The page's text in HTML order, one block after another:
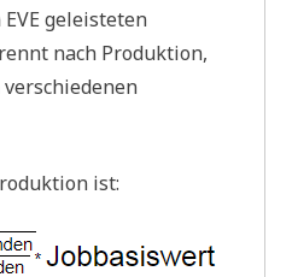
geleisteten
nach Produktion,
ist: